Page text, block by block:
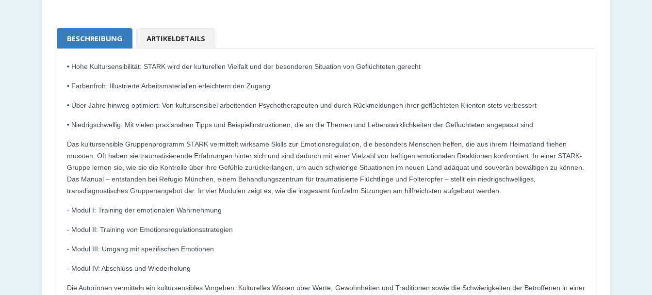
BESCHREIBUNG ARTIKELDETAILS
• Hohe Kultursensibilität: STARK wird der kulturellen Vielfalt und der besonderen Situation von Geflüchteten gerecht
• Farbenfroh: Illustrierte Arbeitsmaterialien erleichtern den Zugang
• Über Jahre hinweg optimiert: Von kultursensibel arbeitenden Psychotherapeuten und durch Rückmeldungen ihrer geflüchteten Klienten stets verbessert
• Niedrigschwellig: Mit vielen praxisnahen Tipps und Beispielinstruktionen, die an die Themen und Lebenswirklichkeiten der Geflüchteten angepasst sind
Das kultursensible Gruppenprogramm STARK vermittelt wirksame Skills zur Emotionsregulation, die besonders Menschen helfen, die aus ihrem Heimatland fliehen
mussten. Oft haben sie traumatisierende Erfahrungen hinter sich und sind dadurch mit einer Vielzahl von heftigen emotionalen Reaktionen konfrontiert. In einer STARK-
Gruppe lernen sie, wie sie die Kontrolle über ihre Gefühle zurückerlangen, um auch schwierige Situationen im neuen Land adäquat und souverän bewältigen zu können.
Das Manual – entstanden bei Refugio München, einem Behandlungszentrum für traumatisierte Flüchtlinge und Folteropfer – stellt ein niedrigschwelliges,
transdiagnostisches Gruppenangebot dar. In vier Modulen zeigt es, wie die insgesamt fünfzehn Sitzungen am hilfreichsten aufgebaut werden:
- Modul I: Training der emotionalen Wahrnehmung
- Modul II: Training von Emotionsregulationsstrategien
- Modul III: Umgang mit spezifischen Emotionen
- Modul IV: Abschluss und Wiederholung
Die Autorinnen vermitteln ein kultursensibles Vorgehen: Kulturelles Wissen über Werte, Gewohnheiten und Traditionen sowie die Schwierigkeiten der Betroffenen in einer